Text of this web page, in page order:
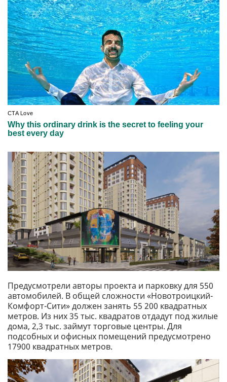
Предусмотрели авторы проекта и парковку для 550
автомобилей. В общей сложности «Новотроицкий-
Комфорт-Сити» должен занять 55 200 квадратных
метров. Из них 35 тыс. квадратов отдадут под жилые
дома, 2,3 тыс. займут торговые центры. Для
подсобных и офисных помещений предусмотрено
17900 квадратных метров.